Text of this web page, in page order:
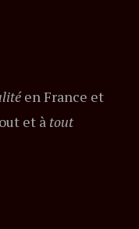
en France et
et à tout